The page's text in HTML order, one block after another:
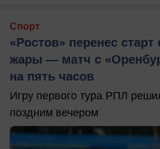
Спорт
«Ростов» перенес старт
жары — матч с
на пять часов
Игру первого тура РПЛ
поздним вечером